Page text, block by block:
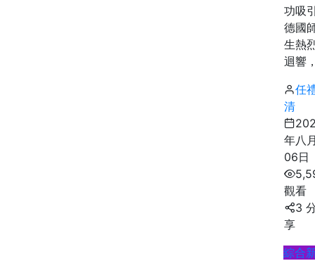
功吸
德國
生熱
迴響
任
清
年八
06日
觀看
3
享
綜合